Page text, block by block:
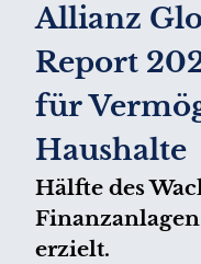
Allianz
Report
für
Haushalte
Hälfte des
erzielt.